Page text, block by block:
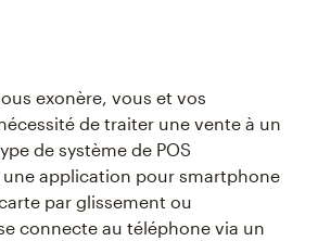
exonère, vous et vos
de traiter une vente à un
de système de POS
application pour smartphone
par glissement ou
connecte au téléphone via un